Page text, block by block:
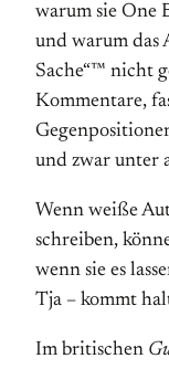
warum sie One
und warum das
Sache“™ nicht
Kommentare,
und zwar unter
Wenn weiße
schreiben,
wenn sie es
Tja – kommt
Im britischen